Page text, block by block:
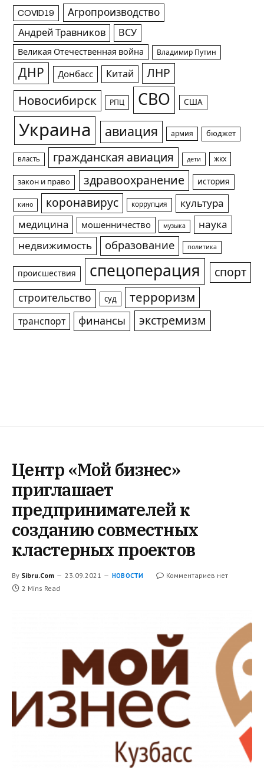
COVID19 Агропроизводство
Андрей Травников ВСУ
Великая Отечественная война Владимир Путин
ДНР Донбасс Китай ЛНР
Новосибирск РПЦ СВО США
Украина авиация армия бюджет
власть гражданская авиация дети жкх
закон и право здравоохранение история
кино коронавирус коррупция
культура
медицина
мошенничество музыка
наука
недвижимость
образование политика
происшествия спецоперация спорт
строительство суд терроризм
транспорт финансы экстремизм
Центр «Мой бизнес»
приглашает
предпринимателей к
созданию совместных
кластерных проектов
By Sibru.Com 23.09.2021 НОВОСТИ
Комментариев нет
2 Mins Read